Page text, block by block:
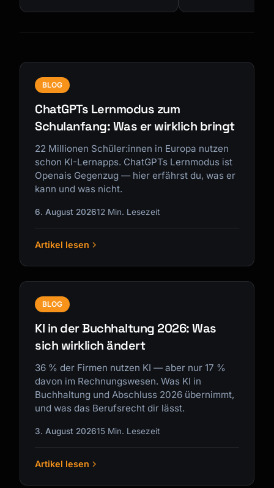
BLOG
ChatGPTs Lernmodus zum
Schulanfang: Was er wirklich bringt
22 Millionen Schüler:innen in Europa nutzen
schon KI-Lernapps. ChatGPTs Lernmodus ist
Openais Gegenzug — hier erfährst du, was er
kann und was nicht.
6. August 202612 Min. Lesezeit
Artikel lesen
BLOG
KI in der Buchhaltung 2026: Was
sich wirklich ändert
36 % der Firmen nutzen KI — aber nur 17 %
davon im Rechnungswesen. Was KI in
Buchhaltung und Abschluss 2026 übernimmt,
und was das Berufsrecht dir lässt.
3. August 202615 Min. Lesezeit
Artikel lesen